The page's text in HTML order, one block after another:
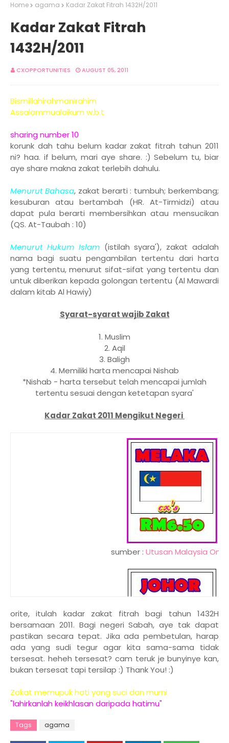
Home agama Kadar Zakat Fitrah 1432H/2011
Kadar Zakat Fitrah
1432H/2011
CXOPPORTUNITIES AUGUST 05, 2011
Bismillahirahmanirahim
Assalammualaikum w.b.t
sharing number 10
korunk dah tahu belum kadar zakat fitrah tahun 2011
ni? haa. if belum, mari aye share. :) Sebelum tu, biar
aye share makna zakat terlebih dahulu.
Menurut Bahasa, zakat berarti : tumbuh; berkembang;
kesuburan atau bertambah (HR. At-Tirmidzi) atau
dapat pula berarti membersihkan atau mensucikan
(QS. At-Taubah : 10)
Menurut Hukum Islam(istilah syara'), zakat adalah
nama bagi suatu pengambilan tertentu dari harta
yang tertentu, menurut sifat-sifat yang tertentu dan
untuk diberikan kepada golongan tertentu (Al Mawardi
dalam kitab Al Hawiy)
Syarat-syarat wajib Zakat
1. Muslim
2. Aqil
3. Baligh
4. Memiliki harta mencapai Nishab
*Nishab - harta tersebut telah mencapai jumlah
tertentu sesuai dengan ketetapan syara'
Kadar Zakat 2011 Mengikut Negeri
sumber : Utusan Malaysia
orite, itulah kadar zakat fitrah bagi tahun 1432H
bersamaan 2011. Bagi negeri Sabah, aye tak dapat
pastikan secara tepat. Jika ada pembetulan, harap
ada yang sudi tegur agar kita sama-sama tidak
tersesat. heheh tersesat? cam teruk je bunyinye kan,
bukan tersesat tapi tersilap :) Thank You! :)
Zakat memupuk hati yang suci dan murni
"lahirkanlah keikhlasan daripada hatimu"
Tags agama